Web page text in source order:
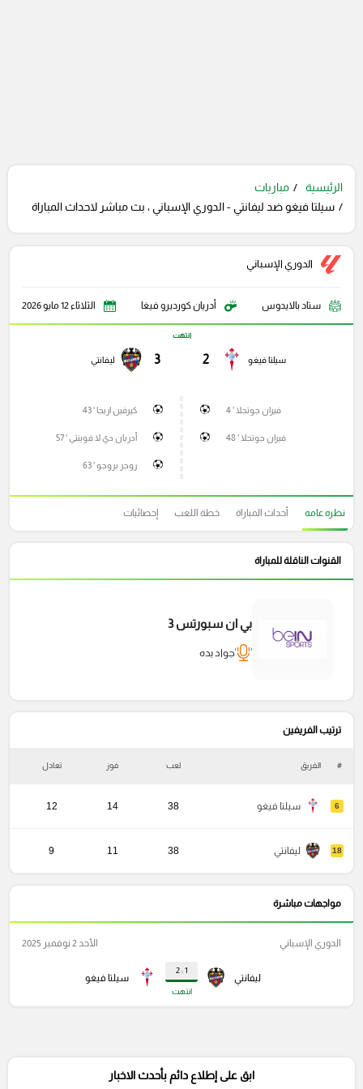
الرئيسية
مباريات
سيلتا فيغو ضد ليفانتي - الدوري الإسباني ، بث مباشر لاحداث المباراة
الدوري الإسباني
ستاد بالايدوس أدريان كورديرو فيغا الثلاثاء 12 مايو 2026
سيلتا فيغو 2
انتهت
3 ليفانتي
فيران جوتجلا ' 4
فيران جوتجلا ' 48
كيرفين اريجا ' 43
أدريان دي لا فوينتي ' 57
روجر بروجو ' 63
نظره عامه أحداث المباراة خطة اللعب إحصائيات
القنوات الناقلة للمباراة
بي ان سبورتس 3
جواد بده
ترتيب الفريفين
# الفريق لعب فوز تعادل
6 سيلتا فيغو 38
14
12
18 ليفانتي 38
11
9
مواجهات مباشرة
ليفانتي
1 : 2
انتهت
سيلتا فيغو
الدوري الإسباني الأحد 2 نوفمبر 2025
ابق على إطلاع دائم بأحدث الاخبار